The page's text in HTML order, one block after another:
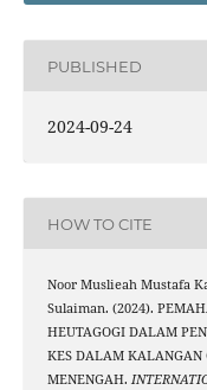
PUBLISHED
2024-09-24
HOW TO CITE
Noor Muslieah Mustafa
Sulaiman. (2024).
HEUTAGOGI DALAM
KES DALAM KALANGAN
MENENGAH.